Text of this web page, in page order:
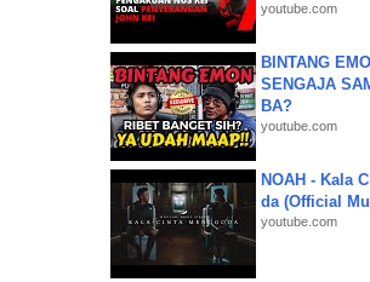
youtube.com
BINTANG
SENGAJA
BA?
youtube.com
NOAH - Kala
da (Official
youtube.com